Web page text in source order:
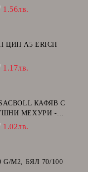
1.56лв.
A5 ERICH
1.17лв.
КАФЯВ С
МЕХУРИ -
1.02лв.
БЯЛ 70/100